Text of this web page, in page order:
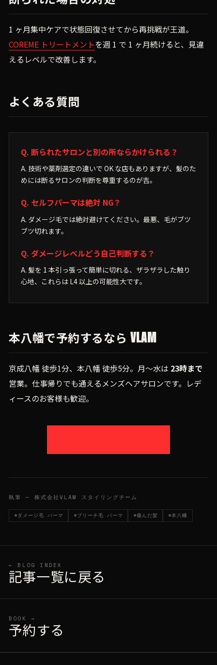
1 ヶ月集中ケアで状態回復させてから再挑戦が王道。
COREME トリートメントを週 1 で 1 ヶ月続けると、見違
えるレベルで改善します。
よくある質問
Q. 断られたサロンと別の所ならかけられる？
A. 技術や薬剤選定の違いで OK な店もありますが、髪のた
めには断るサロンの判断を尊重するのが吉。
Q. セルフパーマは絶対 NG？
A. ダメージ毛では絶対避けてください。最悪、毛がブツ
ブツ切れます。
Q. ダメージレベルどう自己判断する？
A. 髪を 1 本引っ張って簡単に切れる、ザラザラした触り
心地、これらは L4 以上の可能性大です。
本八幡で予約するなら VLAM
京成八幡 徒歩1分、本八幡 徒歩5分。月〜水は 23時まで
営業。仕事帰りでも通えるメンズヘアサロンです。レデ
ィースのお客様も歓迎。
執筆 — 株式会社VLAM スタイリングチーム
#ダメージ毛 パーマ #ブリーチ毛 パーマ #傷んだ髪 #本八幡
← BLOG INDEX
記事一覧に戻る
BOOK →
予約する